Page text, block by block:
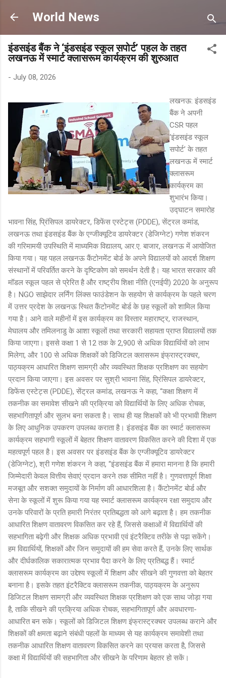
Skip to main content
World News
इंडसइंड बैंक ने ‘इंडसइंड स्कूल सपोर्ट’ पहल के तहत
लखनऊ में स्मार्ट क्लासरूम कार्यक्रम की शुरुआत
- July 08, 2026
लखनऊ: इंडसइंड
बैंक ने अपनी
CSR पहल
‘इंडसइंड स्कूल
सपोर्ट’ के तहत
लखनऊ में स्मार्ट
क्लासरूम
कार्यक्रम का
शुभारंभ किया।
उद्घाटन समारोह
भावना सिंह, प्रिंसिपल डायरेक्टर, डिफेंस एस्टेट्स (PDDE), सेंट्रल कमांड,
लखनऊ तथा इंडसइंड बैंक के एग्जीक्यूटिव डायरेक्टर (डेजिग्नेट) गणेश शंकरन
की गरिमामयी उपस्थिति में माध्यमिक विद्यालय, आर.ए. बाजार, लखनऊ में आयोजित
किया गया। यह पहल लखनऊ कैंटोनमेंट बोर्ड के अपने विद्यालयों को आदर्श शिक्षण
संस्थानों में परिवर्तित करने के दृष्टिकोण को समर्थन देती है। यह भारत सरकार की
मॉडल स्कूल पहल से प्रेरित है और राष्ट्रीय शिक्षा नीति (एनईपी) 2020 के अनुरूप
है। NGO साझेदार लर्निंग लिंक्स फाउंडेशन के सहयोग से कार्यक्रम के पहले चरण
में उत्तर प्रदेश के लखनऊ स्थित कैंटोनमेंट बोर्ड के छह स्कूलों को शामिल किया
गया है। आने वाले महीनों में इस कार्यक्रम का विस्तार महाराष्ट्र, राजस्थान,
मेघालय और तमिलनाडु के आशा स्कूलों तथा सरकारी सहायता प्राप्त विद्यालयों तक
किया जाएगा। इससे कक्षा 1 से 12 तक के 2,900 से अधिक विद्यार्थियों को लाभ
मिलेगा, और 100 से अधिक शिक्षकों को डिजिटल क्लासरूम इंफ्रास्ट्रक्चर,
पाठ्यक्रम आधारित शिक्षण सामग्री और व्यवस्थित शिक्षक प्रशिक्षण का सहयोग
प्रदान किया जाएगा। इस अवसर पर सुश्री भावना सिंह, प्रिंसिपल डायरेक्टर,
डिफेंस एस्टेट्स (PDDE), सेंट्रल कमांड, लखनऊ ने कहा, “कक्षा शिक्षण में
तकनीक का समावेश सीखने की प्रक्रिया को विद्यार्थियों के लिए अधिक रोचक,
सहभागितापूर्ण और सुलभ बना सकता है। साथ ही यह शिक्षकों को भी प्रभावी शिक्षण
के लिए आधुनिक उपकरण उपलब्ध कराता है। इंडसइंड बैंक का स्मार्ट क्लासरूम
कार्यक्रम सहभागी स्कूलों में बेहतर शिक्षण वातावरण विकसित करने की दिशा में एक
महत्वपूर्ण पहल है। इस अवसर पर इंडसइंड बैंक के एग्जीक्यूटिव डायरेक्टर
(डेजिग्नेट), श्री गणेश शंकरन ने कहा, “इंडसइंड बैंक में हमारा मानना है कि हमारी
जिम्मेदारी केवल वित्तीय सेवाएं प्रदान करने तक सीमित नहीं है। गुणवत्तापूर्ण शिक्षा
मजबूत और सशक्त समुदायों के निर्माण की आधारशिला है। कैंटोनमेंट बोर्ड और
सेना के स्कूलों में शुरू किया गया यह स्मार्ट क्लासरूम कार्यक्रम रक्षा समुदाय और
उनके परिवारों के प्रति हमारी निरंतर प्रतिबद्धता को आगे बढ़ाता है। हम तकनीक
आधारित शिक्षण वातावरण विकसित कर रहे हैं, जिससे कक्षाओं में विद्यार्थियों की
सहभागिता बढ़ेगी और शिक्षक अधिक प्रभावी एवं इंटरैक्टिव तरीके से पढ़ा सकेंगे।
हम विद्यार्थियों, शिक्षकों और जिन समुदायों की हम सेवा करते हैं, उनके लिए सार्थक
और दीर्घकालिक सकारात्मक प्रभाव पैदा करने के लिए प्रतिबद्ध हैं। स्मार्ट
क्लासरूम कार्यक्रम का उद्देश्य स्कूलों में शिक्षण और सीखने की गुणवत्ता को बेहतर
बनाना है। इसके तहत इंटरैक्टिव क्लासरूम तकनीक, पाठ्यक्रम के अनुरूप
डिजिटल शिक्षण सामग्री और व्यवस्थित शिक्षक प्रशिक्षण को एक साथ जोड़ा गया
है, ताकि सीखने की प्रक्रिया अधिक रोचक, सहभागितापूर्ण और अवधारणा-
आधारित बन सके। स्कूलों को डिजिटल शिक्षण इंफ्रास्ट्रक्चर उपलब्ध कराने और
शिक्षकों की क्षमता बढ़ाने संबंधी पहलों के माध्यम से यह कार्यक्रम समावेशी तथा
तकनीक आधारित शिक्षण वातावरण विकसित करने का प्रयास करता है, जिससे
कक्षा में विद्यार्थियों की सहभागिता और सीखने के परिणाम बेहतर हो सकें।